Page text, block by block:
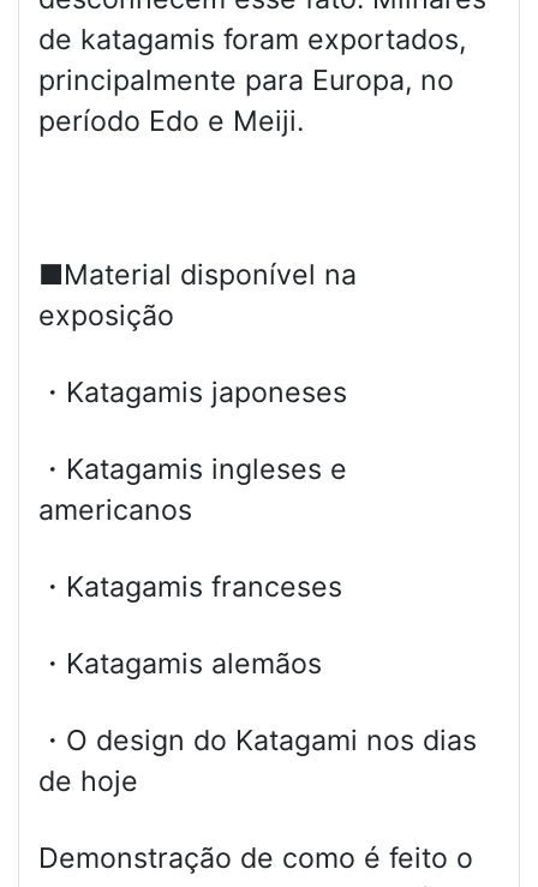
de katagamis foram exportados,
principalmente para Europa, no
período Edo e Meiji.
■Material disponível na
exposição
・Katagamis japoneses
・Katagamis ingleses e
americanos
・Katagamis franceses
・Katagamis alemãos
・O design do Katagami nos dias
de hoje
Demonstração de como é feito o